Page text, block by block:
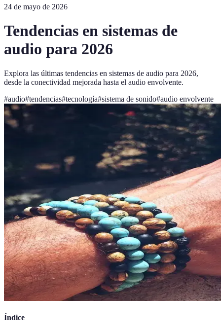
24 de mayo de 2026
Tendencias en sistemas de
audio para 2026
Explora las últimas tendencias en sistemas de audio para 2026,
desde la conectividad mejorada hasta el audio envolvente.
#audio#tendencias#tecnología#sistema de sonido#audio envolvente
Índice